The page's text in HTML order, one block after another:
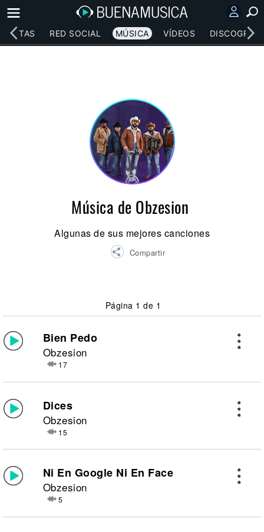
RED SOCIAL MÚSICA VÍDEOS
Música de Obzesion
Algunas de sus mejores canciones
Compartir
Página 1 de 1
Bien Pedo
Obzesion
17
Dices
Obzesion
15
Ni En Google Ni En Face
Obzesion
5